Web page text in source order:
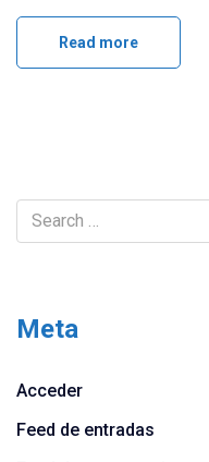
Read more
Meta
Acceder
Feed de entradas